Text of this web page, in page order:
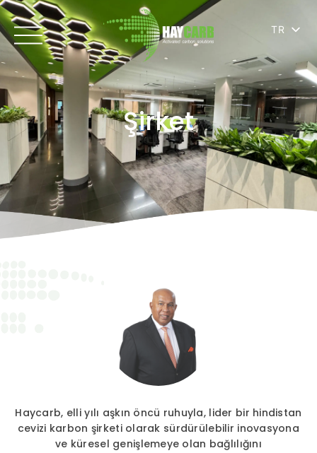
TR
Şirket
Haycarb, elli yılı aşkın öncü ruhuyla, lider bir hindistan
cevizi karbon şirketi olarak sürdürülebilir inovasyona
ve küresel genişlemeye olan bağlılığını